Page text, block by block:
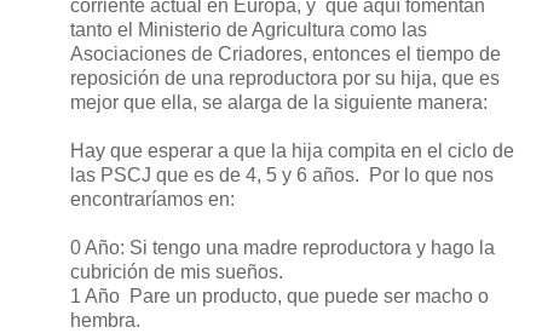
corriente actual en Europa, y que aquí fomentan
tanto el Ministerio de Agricultura como las
Asociaciones de Criadores, entonces el tiempo de
reposición de una reproductora por su hija, que es
mejor que ella, se alarga de la siguiente manera:
Hay que esperar a que la hija compita en el ciclo de
las PSCJ que es de 4, 5 y 6 años.
Por lo que nos
encontraríamos en:
0 Año: Si tengo una madre reproductora y hago la
cubrición de mis sueños.
1 Año Pare un producto, que puede ser macho o
hembra.